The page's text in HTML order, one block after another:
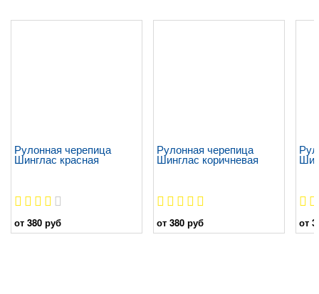
Рулонная черепица
Шинглас красная
от 380 руб
Рулонная черепица
Шинглас коричневая
от 380 руб от